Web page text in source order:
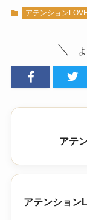
アテンション
アテ
アテンション